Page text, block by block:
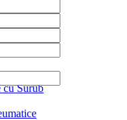
cu Piston
cu Surub